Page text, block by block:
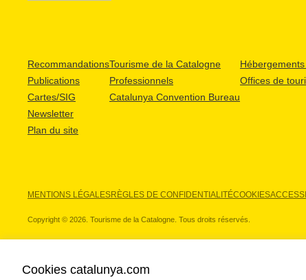
Recommandations
Publications
Cartes/SIG
Newsletter
Plan du site
Tourisme de la Catalogne
Professionnels
Catalunya Convention Bureau
Offices de
MENTIONS LÉGALESRÈGLES DE CONFIDENTIALITÉCOOKIES
Copyright © 2026. Tourisme de la Catalogne. Tous droits réservés.
Cookies catalunya.com